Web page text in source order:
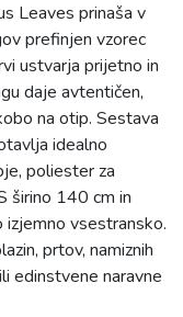
Leaves prinaša v
prefinjen vzorec
ustvarja prijetno in
daje avtentičen,
na otip. Sestava
idealno
poliester za
širino 140 cm in
vsestransko.
prtov, namiznih
edinstvene naravne